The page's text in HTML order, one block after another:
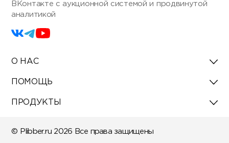
ВКонтакте с аукционной системой и продвинутой
аналитикой
О НАС
ПОМОЩЬ
ПРОДУКТЫ
© Plibber.ru 2026 Все права защищены